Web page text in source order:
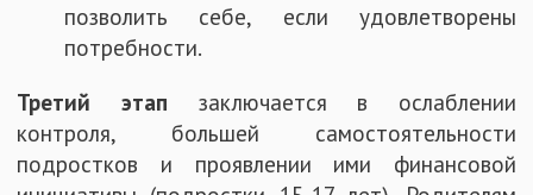
позволить себе, если удовлетворены
потребности.
Третий этап заключается в ослаблении
контроля, большей самостоятельности
подростков и проявлении ими финансовой